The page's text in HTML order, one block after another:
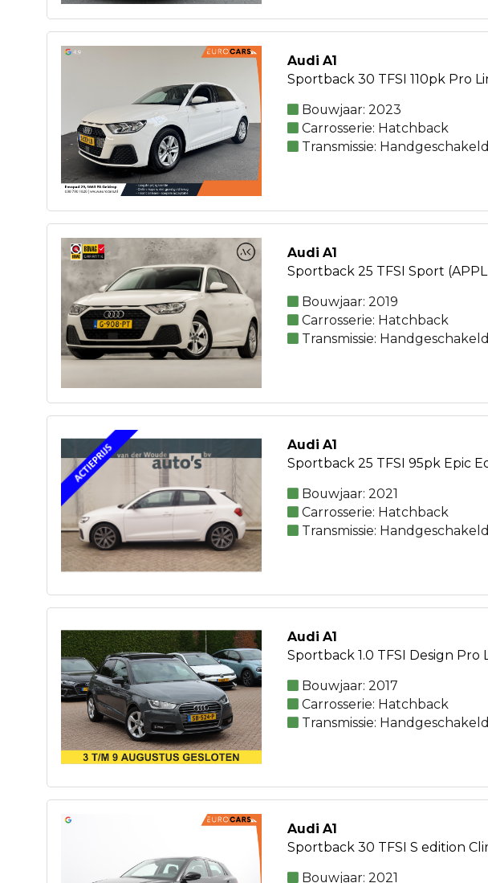
Audi A1
Sportback 30 TFSI 110pk Pro
Bouwjaar: 2023
Carrosserie: Hatchback
Transmissie: Handgeschakeld
Audi A1
Sportback 25 TFSI Sport
Bouwjaar: 2019
Carrosserie: Hatchback
Transmissie: Handgeschakeld
Audi A1
Sportback 25 TFSI 95pk Epic
Bouwjaar: 2021
Carrosserie: Hatchback
Transmissie: Handgeschakeld
Audi A1
Sportback 1.0 TFSI Design Pro
Bouwjaar: 2017
Carrosserie: Hatchback
Transmissie: Handgeschakeld
Audi A1
Sportback 30 TFSI S edition
Bouwjaar: 2021